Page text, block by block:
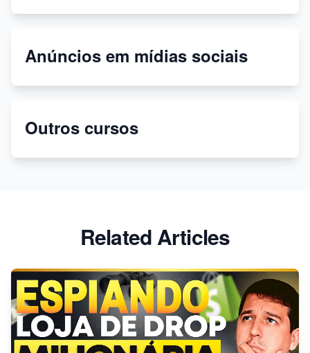
códigos
Temas secretos gratuitos para sua loja virtual!
Como criar uma página de política de privacidade no
Anúncios em mídias sociais
Outros cursos
Related Articles